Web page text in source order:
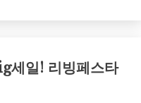
세일! 리빙페스타